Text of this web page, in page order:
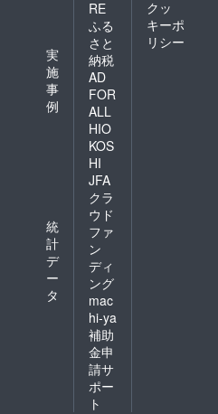
実
施
事
例
統
計
デ
ー
タ
RE
ふる
さと
納税
AD
FOR
ALL
HIO
KOS
HI
JFA
クラ
ウド
ファ
ン
ディ
ング
mac
hi-ya
補助
金申
請サ
ポー
ト
クッ
キーポ
リシー